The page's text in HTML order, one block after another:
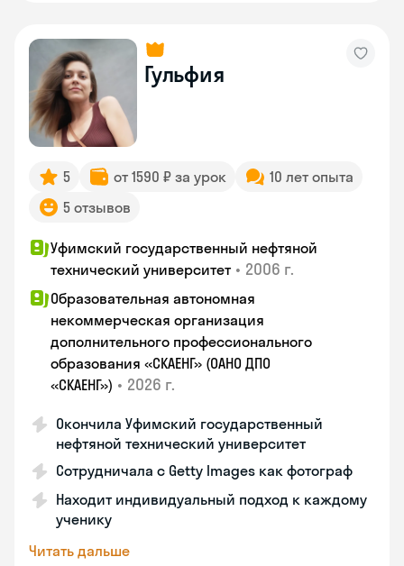
Гульфия
5 от 1590 ₽ за урок
10 лет опыта
5 отзывов
Уфимский государственный нефтяной
технический университет • 2006 г.
Образовательная автономная
некоммерческая организация
дополнительного профессионального
образования «СКАЕНГ» (ОАНО ДПО
«СКАЕНГ») • 2026 г.
Окончила Уфимский государственный
нефтяной технический университет
Сотрудничала с Getty Images как фотограф
Находит индивидуальный подход к каждому
ученику
Читать дальше